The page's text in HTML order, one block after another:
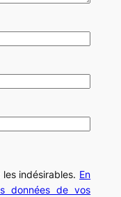
indésirables. En
données de vos